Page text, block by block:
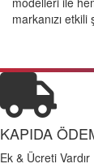
markanızı
KAPIDA
Ek & Ücreti Vardır